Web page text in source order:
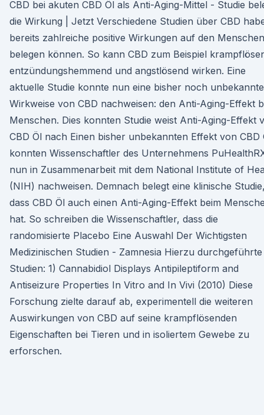
CBD bei akuten CBD Öl als Anti-Aging-Mittel - Studie
die Wirkung | Jetzt Verschiedene Studien über CBD
bereits zahlreiche positive Wirkungen auf den Menschen
belegen können. So kann CBD zum Beispiel
entzündungshemmend und angstlösend wirken. Eine
aktuelle Studie konnte nun eine bisher noch
Wirkweise von CBD nachweisen: den Anti-Aging-Effekt
Menschen. Dies konnten Studie weist Anti-Aging-Effekt
CBD Öl nach Einen bisher unbekannten Effekt von CBD
konnten Wissenschaftler des Unternehmens
nun in Zusammenarbeit mit dem National Institute of
(NIH) nachweisen. Demnach belegt eine klinische
dass CBD Öl auch einen Anti-Aging-Effekt beim
hat. So schreiben die Wissenschaftler, dass die
randomisierte Placebo Eine Auswahl Der Wichtigsten
Medizinischen Studien - Zamnesia Hierzu durchgeführte
Studien: 1) Cannabidiol Displays Antipileptiform and
Antiseizure Properties In Vitro and In Vivi (2010) Diese
Forschung zielte darauf ab, experimentell die weiteren
Auswirkungen von CBD auf seine krampflösenden
Eigenschaften bei Tieren und in isoliertem Gewebe zu
erforschen.